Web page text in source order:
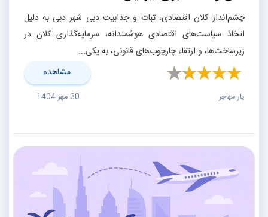
چشم‌انداز کلان اقتصادی، ثبات و جذابیت دبی شهر دبی به دلیل
اتخاذ سیاست‌های اقتصادی هوشمندانه، سرمایه‌گذاری کلان در
زیرساخت‌ها، و ارتقاء چارچوب‌های قانونی، به یکی...
مشاهده
یار مهاجر 30 مهر 1404